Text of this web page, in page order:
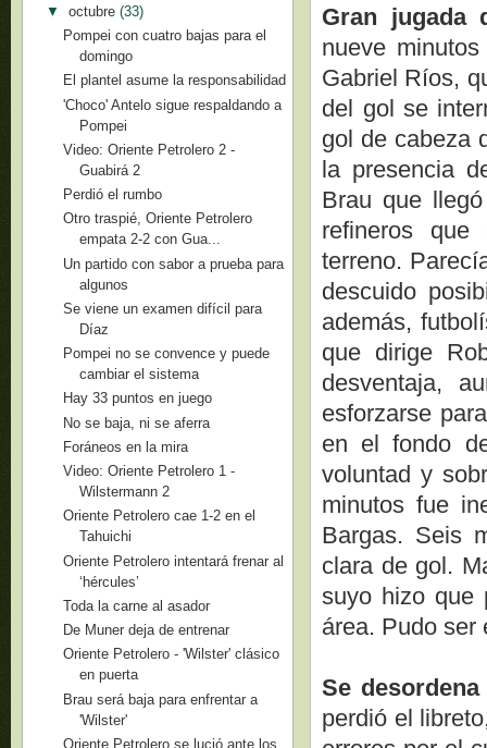
Gran jugada
nueve
Gabriel Ríos,
del gol se
gol de cabeza
la presencia
Brau que
refineros que
terreno.
descuido
además,
que dirige
desventaja,
esforzarse
en el fondo
voluntad y
minutos fue
Bargas. Seis
clara de gol.
suyo hizo que
área. Pudo ser
Se desordena
perdió el
▼ octubre (33)
Pompei con cuatro bajas para el
domingo
El plantel asume la responsabilidad
'Choco' Antelo sigue respaldando a
Pompei
Video: Oriente Petrolero 2 -
Guabirá 2
Perdió el rumbo
Otro traspié, Oriente Petrolero
empata 2-2 con Gua...
Un partido con sabor a prueba para
algunos
Se viene un examen difícil para
Díaz
Pompei no se convence y puede
cambiar el sistema
Hay 33 puntos en juego
No se baja, ni se aferra
Foráneos en la mira
Video: Oriente Petrolero 1 -
Wilstermann 2
Oriente Petrolero cae 1-2 en el
Tahuichi
Oriente Petrolero intentará frenar al
‘hércules’
Toda la carne al asador
De Muner deja de entrenar
Oriente Petrolero - 'Wilster' clásico
en puerta
Brau será baja para enfrentar a
'Wilster'
Oriente Petrolero se lució ante los